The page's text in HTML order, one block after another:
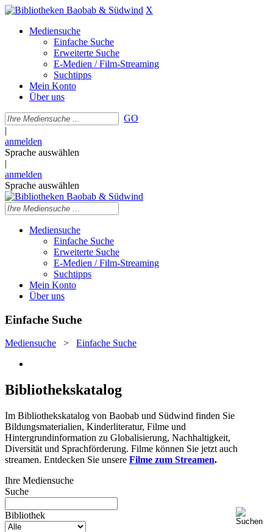
X
Mediensuche
Einfache Suche
Erweiterte Suche
E-Medien / Film-Streaming
Suchtipps
Mein Konto
Über uns
GO
|
anmelden
Sprache auswählen
|
anmelden
Sprache auswählen
Mediensuche
Einfache Suche
Erweiterte Suche
E-Medien / Film-Streaming
Suchtipps
Mein Konto
Über uns
Einfache Suche
Mediensuche > Einfache Suche
Bibliothekskatalog
Im Bibliothekskatalog von Baobab und Südwind finden Sie
Bildungsmaterialien, Kinderliteratur, Filme und
Hintergrundinformation zu Globalisierung, Nachhaltigkeit,
Diversität und Sprachförderung. Filme können Sie jetzt auch
streamen. Entdecken Sie unsere Filme zum Streamen.
Ihre Mediensuche
Suche
Bibliothek